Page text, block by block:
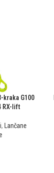
kraka G100
RX-lift
,
Lančane